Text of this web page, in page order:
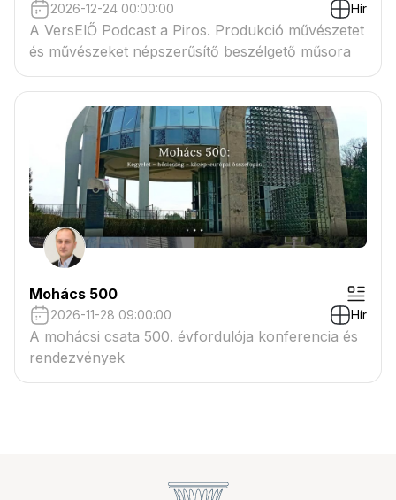
2026-12-24 00:00:00 Hír
A VersElŐ Podcast a Piros. Produkció művészetet
és művészeket népszerűsítő beszélgető műsora
Mohács 500
2026-11-28 09:00:00 Hír
A mohácsi csata 500. évfordulója konferencia és
rendezvények